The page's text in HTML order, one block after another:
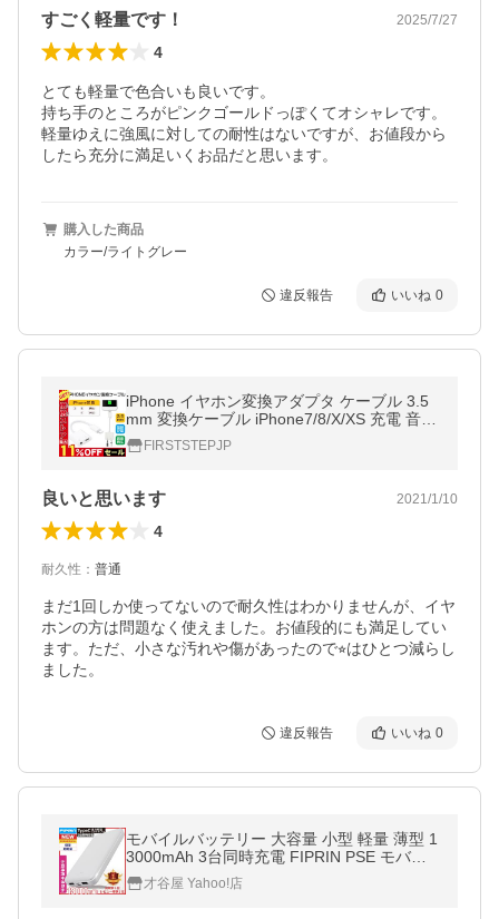
すごく軽量です！ 2025/7/27
4
とても軽量で色合いも良いです。
持ち手のところがピンクゴールドっぽくてオシャレです。
軽量ゆえに強風に対しての耐性はないですが、お値段から
したら充分に満足いくお品だと思います。
購入した商品
カラー/ライトグレー
違反報告 いいね 0
iPhone イヤホン変換アダプタ ケーブル 3.5
mm 変換ケーブル iPhone7/8/X/XS 充電 音楽
再生FIRSTSTEPJP
良いと思います 2021/1/10
4
耐久性 ： 普通
まだ1回しか使ってないので耐久性はわかりませんが、イヤ
ホンの方は問題なく使えました。お値段的にも満足してい
ます。ただ、小さな汚れや傷があったので⭐︎はひとつ減らし
ました。
違反報告 いいね 0
モバイルバッテリー 大容量 小型 軽量 薄型 1
3000mAh 3台同時充電 FIPRIN PSE モバ充
スマホ iPhone 17 16 15 Android meta quest
ポイント利用 タイプc
才谷屋 Yahoo!店